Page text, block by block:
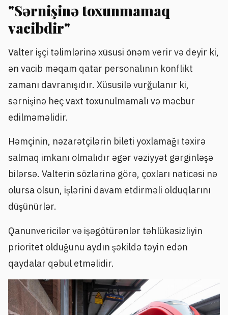
"Sərnişinə toxunmamaq
vacibdir"
Valter işçi təlimlərinə xüsusi önəm verir və deyir ki,
ən vacib məqam qatar personalının konflikt
zamanı davranışıdır. Xüsusilə vurğulanır ki,
sərnişinə heç vaxt toxunulmamalı və məcbur
edilməməlidir.
Həmçinin, nəzarətçilərin bileti yoxlamağı təxirə
salmaq imkanı olmalıdır əgər vəziyyət gərginləşə
bilərsə. Valterin sözlərinə görə, çoxları nəticəsi nə
olursa olsun, işlərini davam etdirməli olduqlarını
düşünürlər.
Qanunvericilər və işəgötürənlər təhlükəsizliyin
prioritet olduğunu aydın şəkildə təyin edən
qaydalar qəbul etməlidir.